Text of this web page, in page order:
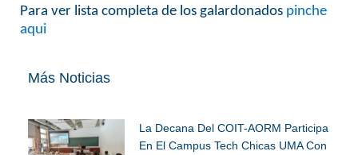
Para ver lista completa de los galardonados pinche
aqui
Más Noticias
La Decana Del COIT-AORM Participa
En El Campus Tech Chicas UMA Con